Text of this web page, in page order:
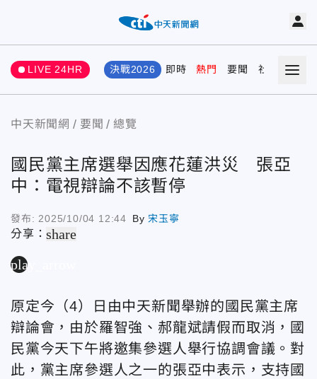
LIVE 24HR 決戰2026 即時 熱門 要聞 社會 娛樂
中天新聞網 要聞 總覽
國民黨主席選舉因應花蓮洪災 張亞
中：電視辯論不該暫停
發布: 2025/10/04 12:44 By 宋玉寧
分享：share
play_arrow
原定今（4）日由中天新聞舉辦的國民黨主席
辯論會，由於羅智強、郝龍斌請假而取消，國
民黨今天下午將邀集參選人舉行協調會議。對
此，黨主席參選人之一的張亞中表示，支持國